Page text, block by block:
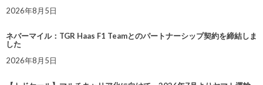
2026年8月5日
ネバーマイル：TGR Haas F1 Teamとのパートナーシップ契約を締結しま
した
2026年8月5日